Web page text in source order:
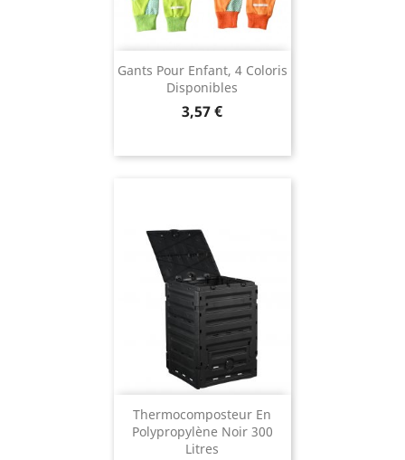
Gants Pour Enfant, 4 Coloris
Disponibles
Prix
3,57 €
Thermocomposteur En
Polypropylène Noir 300
Litres